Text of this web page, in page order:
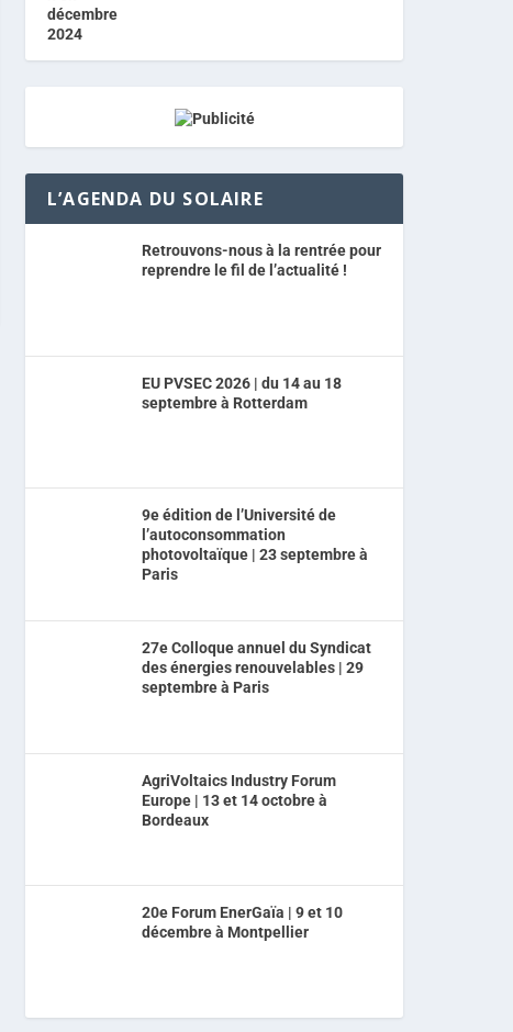
L’AGENDA DU SOLAIRE
Retrouvons-nous à la rentrée pour
reprendre le fil de l’actualité !
EU PVSEC 2026 | du 14 au 18
septembre à Rotterdam
9e édition de l’Université de
l’autoconsommation
photovoltaïque | 23 septembre à
Paris
27e Colloque annuel du Syndicat
des énergies renouvelables | 29
septembre à Paris
AgriVoltaics Industry Forum
Europe | 13 et 14 octobre à
Bordeaux
20e Forum EnerGaïa | 9 et 10
décembre à Montpellier